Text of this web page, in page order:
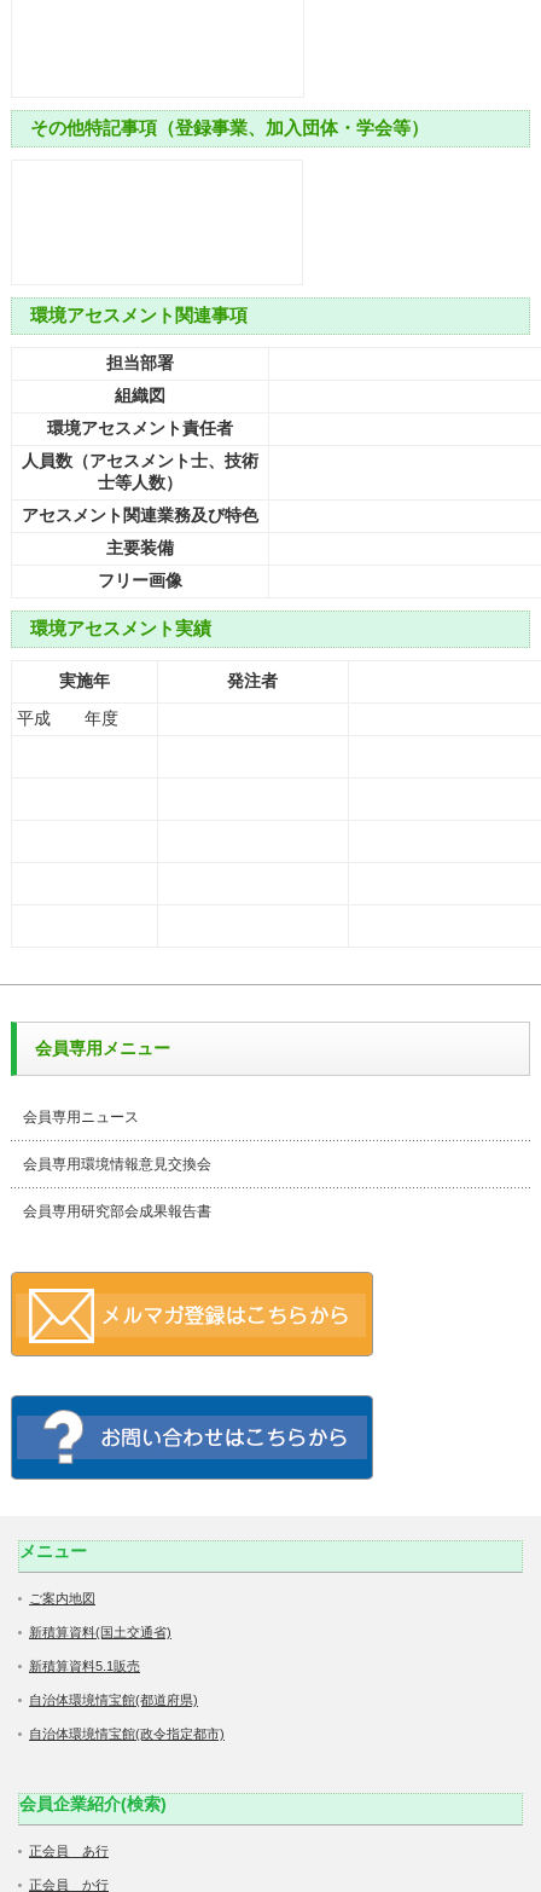
その他特記事項（登録事業、加入団体・学会等）
環境アセスメント関連事項
担当部署
組織図
環境アセスメント責任者
人員数（アセスメント士、技術
士等人数）
アセスメント関連業務及び特色
主要装備
フリー画像
環境アセスメント実績
実施年
発注者
平成 年度
会員専用メニュー
会員専用ニュース
会員専用環境情報意見交換会
会員専用研究部会成果報告書
メニュー
ご案内地図
新積算資料(国土交通省)
新積算資料5.1販売
自治体環境情宝館(都道府県)
自治体環境情宝館(政令指定都市)
会員企業紹介(検索)
正会員 あ行
正会員 か行